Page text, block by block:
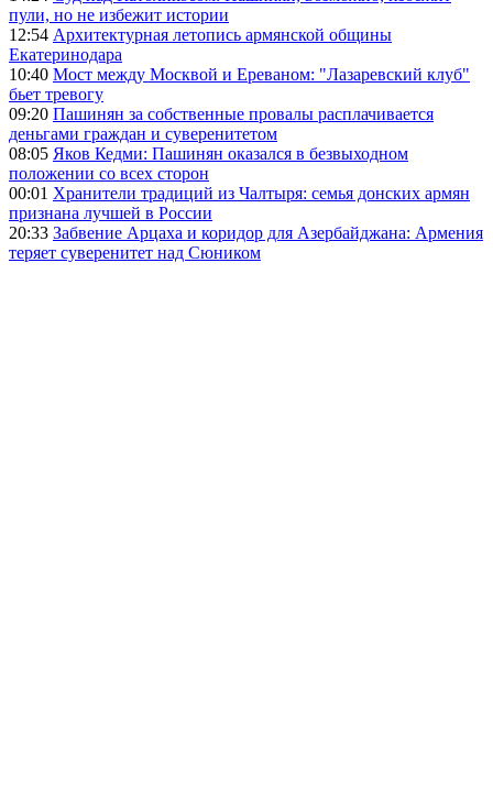
пули, но не избежит истории
12:54 Архитектурная летопись армянской общины
Екатеринодара
10:40 Мост между Москвой и Ереваном: "Лазаревский клуб"
бьет тревогу
09:20 Пашинян за собственные провалы расплачивается
деньгами граждан и суверенитетом
08:05 Яков Кедми: Пашинян оказался в безвыходном
положении со всех сторон
00:01 Хранители традиций из Чалтыря: семья донских армян
признана лучшей в России
20:33 Забвение Арцаха и коридор для Азербайджана: Армения
теряет суверенитет над Сюником